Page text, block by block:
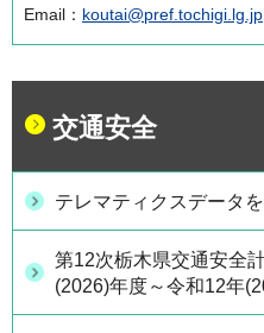
Email： koutai@pref.tochigi.lg.jp
交通安全
テレマティクスデータ
第12次栃木県交通安全
(2026)年度～令和12年